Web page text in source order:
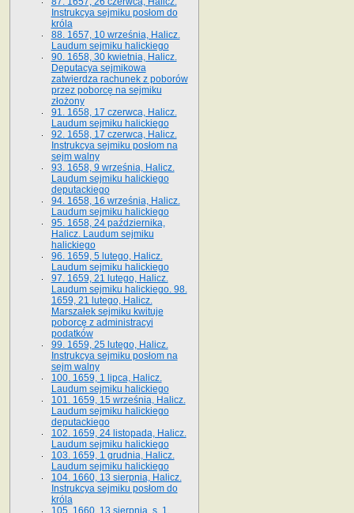
Instrukcya sejmiku posłom do
króla
88. 1657, 10 września, Halicz.
Laudum sejmiku halickiego
90. 1658, 30 kwietnia, Halicz.
Deputacya sejmikowa
zatwierdza rachunek z poborów
przez poborcę na sejmiku
złożony
91. 1658, 17 czerwca, Halicz.
Laudum sejmiku halickiego
92. 1658, 17 czerwca, Halicz.
Instrukcya sejmiku posłom na
sejm walny
93. 1658, 9 września, Halicz.
Laudum sejmiku halickiego
deputackiego
94. 1658, 16 września, Halicz.
Laudum sejmiku halickiego
95. 1658, 24 października,
Halicz. Laudum sejmiku
halickiego
96. 1659, 5 lutego, Halicz.
Laudum sejmiku halickiego
97. 1659, 21 lutego, Halicz.
Laudum sejmiku halickiego. 98.
1659, 21 lutego, Halicz.
Marszałek sejmiku kwituje
poborcę z administracyi
podatków
99. 1659, 25 lutego, Halicz.
Instrukcya sejmiku posłom na
sejm walny
100. 1659, 1 lipca, Halicz.
Laudum sejmiku halickiego
101. 1659, 15 września, Halicz.
Laudum sejmiku halickiego
deputackiego
102. 1659, 24 listopada, Halicz.
Laudum sejmiku halickiego
103. 1659, 1 grudnia, Halicz.
Laudum sejmiku halickiego
104. 1660, 13 sierpnia, Halicz.
Instrukcya sejmiku posłom do
króla
105. 1660, 13 sierpnia, s. 1.